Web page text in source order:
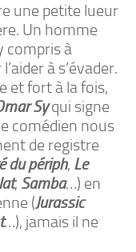
une petite lueur
Un homme
compris à
à s’évader.
et fort à la fois,
Syqui signe
comédien nous
de registre
du périph, Le
, Samba…) en
(Jurassic
…), jamais il ne